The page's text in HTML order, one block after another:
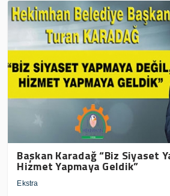
Başkan Karadağ “Biz Siyaset
Hizmet Yapmaya Geldik”
Ekstra